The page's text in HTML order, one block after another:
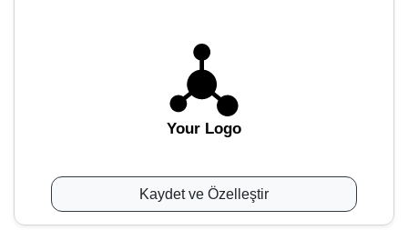
Your Logo
Kaydet ve Özelleştir